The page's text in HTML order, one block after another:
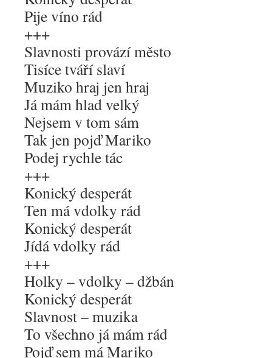
Pije víno rád
+++
Slavnosti provází město
Tisíce tváří slaví
Muziko hraj jen hraj
Já mám hlad velký
Nejsem v tom sám
Tak jen pojď Mariko
Podej rychle tác
+++
Konický desperát
Ten má vdolky rád
Konický desperát
Jídá vdolky rád
+++
Holky – vdolky – džbán
Konický desperát
Slavnost – muzika
To všechno já mám rád
Pojď sem má Mariko